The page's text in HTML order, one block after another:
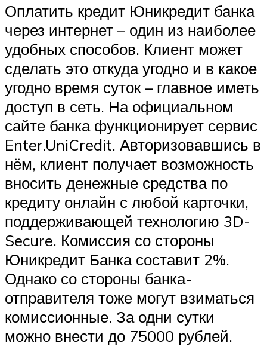
Оплатить кредит Юникредит банка
через интернет – один из наиболее
удобных способов. Клиент может
сделать это откуда угодно и в какое
угодно время суток – главное иметь
доступ в сеть. На официальном
сайте банка функционирует сервис
Enter.UniCredit. Авторизовавшись в
нём, клиент получает возможность
вносить денежные средства по
кредиту онлайн с любой карточки,
поддерживающей технологию 3D-
Secure. Комиссия со стороны
Юникредит Банка составит 2%.
Однако со стороны банка-
отправителя тоже могут взиматься
комиссионные. За одни сутки
можно внести до 75000 рублей.